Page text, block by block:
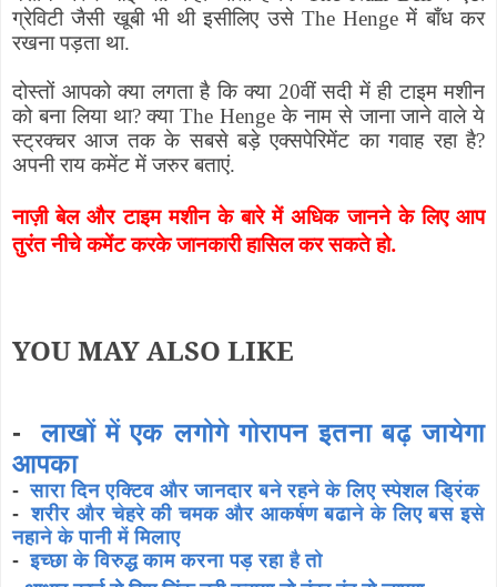
ग्रेविटी जैसी खूबी भी थी इसीलिए उसे The Henge में बाँध कर
रखना पड़ता था.
दोस्तों आपको क्या लगता है कि क्या 20वीं सदी में ही टाइम मशीन
को बना लिया था?क्या The Henge के नाम से जाना जाने वाले ये
स्ट्रक्चर आज तक के सबसे बड़े एक्सपेरिमेंट का गवाह रहा है?
अपनी राय कमेंट में जरुर बताएं.
नाज़ी बेल और टाइम मशीन के बारे में अधिक जानने के लिए आप
तुरंत नीचे कमेंट करके जानकारी हासिल कर सकते हो.
YOU MAY ALSO LIKE
-लाखों में एक लगोगे गोरापन इतना बढ़ जायेगा
आपका
-सारा दिन एक्टिव और जानदार बने रहने के लिए स्पेशल ड्रिंक
-शरीर और चेहरे की चमक और आकर्षण बढाने के लिए बस इसे
नहाने के पानी में मिलाए
-इच्छा के विरुद्ध काम करना पड़ रहा है तो